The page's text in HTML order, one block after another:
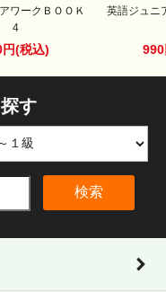
ワークＢＯＯＫ
4
(税込)
英語ジュニ
す
検索